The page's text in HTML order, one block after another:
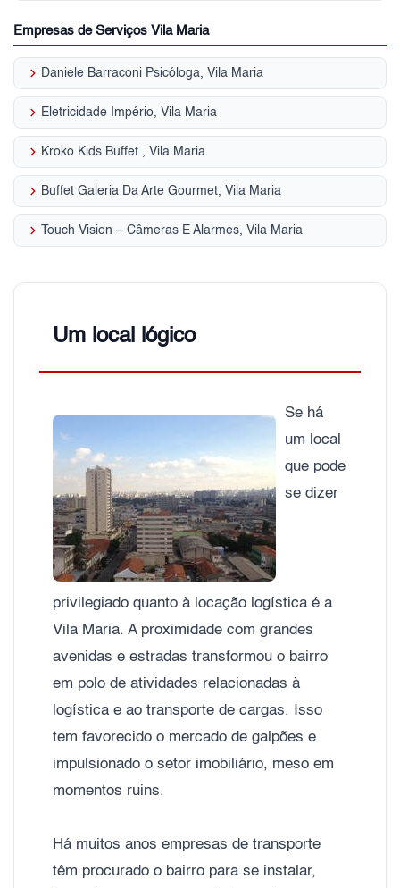
Empresas de Serviços Vila Maria
keyboard_arrow_right Daniele Barraconi Psicóloga, Vila Maria
keyboard_arrow_right Eletricidade Império, Vila Maria
keyboard_arrow_right Kroko Kids Buffet , Vila Maria
keyboard_arrow_right Buffet Galeria Da Arte Gourmet, Vila Maria
keyboard_arrow_right Touch Vision – Câmeras E Alarmes, Vila Maria
Um local lógico
Se há
um local
que pode
se dizer
privilegiado quanto à locação logística é a
Vila Maria. A proximidade com grandes
avenidas e estradas transformou o bairro
em polo de atividades relacionadas à
logística e ao transporte de cargas. Isso
tem favorecido o mercado de galpões e
impulsionado o setor imobiliário, meso em
momentos ruins.
Há muitos anos empresas de transporte
têm procurado o bairro para se instalar,